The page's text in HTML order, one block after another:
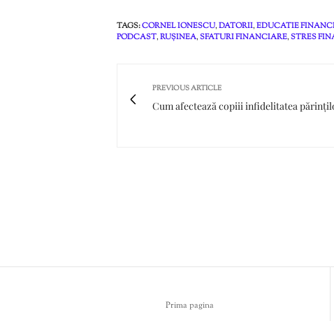
TAGS:CORNEL IONESCU,DATORII,EDUCATIE
PODCAST,RUȘINEA,SFATURI FINANCIARE,STRES
PREVIOUS ARTICLE
Cum afectează copiii infidelitatea
Prima pagina